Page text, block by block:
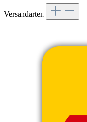
Versandarten